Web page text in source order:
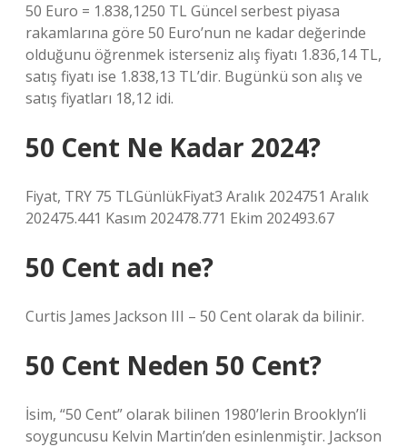
50 Euro = 1.838,1250 TL Güncel serbest piyasa
rakamlarına göre 50 Euro’nun ne kadar değerinde
olduğunu öğrenmek isterseniz alış fiyatı 1.836,14 TL,
satış fiyatı ise 1.838,13 TL’dir. Bugünkü son alış ve
satış fiyatları 18,12 idi.
50 Cent Ne Kadar 2024?
Fiyat, TRY 75 TLGünlükFiyat3 Aralık 2024751 Aralık
202475.441 Kasım 202478.771 Ekim 202493.67
50 Cent adı ne?
Curtis James Jackson III – 50 Cent olarak da bilinir.
50 Cent Neden 50 Cent?
İsim, “50 Cent” olarak bilinen 1980’lerin Brooklyn’li
soyguncusu Kelvin Martin’den esinlenmiştir. Jackson